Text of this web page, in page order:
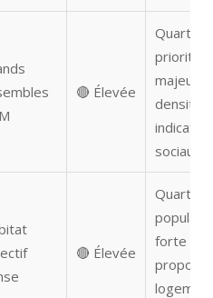
🔴 Élevée
Quartier
majeur,
densité
sociaux
🔴 Élevée
Quartier
forte